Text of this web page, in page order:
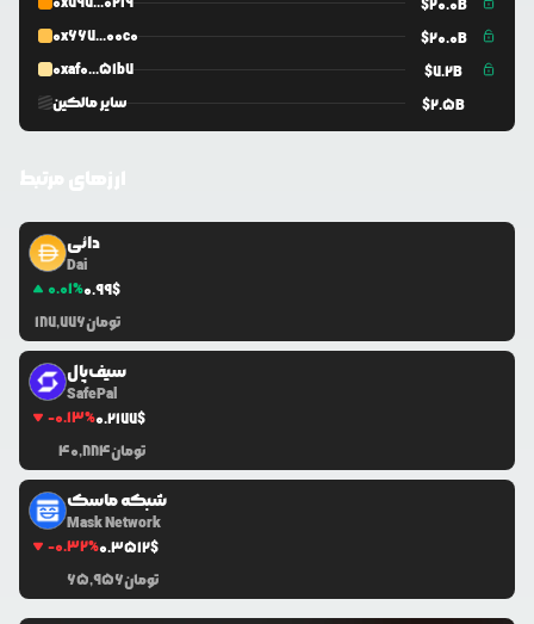
$20.0B
0x667...00c0
$20.0B
0xaf0...51b7
$7.2B
سایر مالکین
$2.5B
دائی
Dai
0.01%0.99$
187,776تومان
سیف‌پال
SafePal
-0.13%0.2177$
40,884تومان
شبکه ماسک
Mask Network
-0.32%0.3512$
65,956تومان